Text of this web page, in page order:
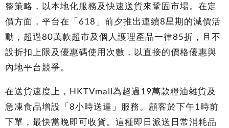
整策略，以本地化服務及快速送貨來鞏固市場。在定
價方面，平台在「618」前夕推出連續8星期的減價活
動，超過80萬款超市及個人護理產品一律85折，且不
設折扣上限及優惠碼使用次數，以直接的價格優惠與
內地平台競爭。
在送貨速度上，HKTVmall為超過19萬款糧油雜貨及
急凍食品增設「8小時送達」服務。顧客於下午1時前
下單，最快當晚即可收貨。這種即日派送日常消耗品